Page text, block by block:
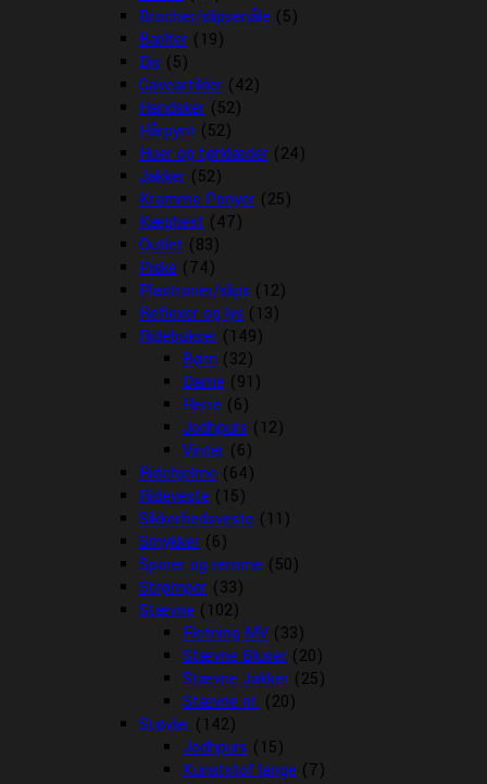
Brocher/slipsenåle (5)
Bælter (19)
Div (5)
Gaveartikler (42)
Handsker (52)
Hårpynt (52)
Huer og tørklæder (24)
Jakker (52)
Kramme Ponyer (25)
Kæphest (47)
Outlet (83)
Piske (74)
Plastroner/slips (12)
Reflexer og lys (13)
Ridebukser (149)
Børn (32)
Dame (91)
Herre (6)
Jodhpurs (12)
Vinter (6)
Ridehjelme (64)
Rideveste (15)
Sikkerhedsveste (11)
Smykker (6)
Sporer og remme (50)
Strømper (33)
Stævne (102)
Fletning MV (33)
Stævne Bluser (20)
Stævne Jakker (25)
Stævne nr. (20)
Støvler (142)
Jodhpurs (15)
Kunststof lange (7)